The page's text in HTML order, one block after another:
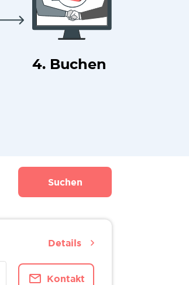
4. Buchen
Suchen
Kontakt
Details